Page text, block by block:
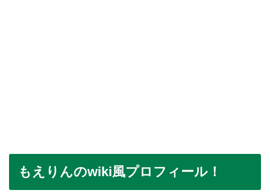
もえりんのwiki風プロフィール！